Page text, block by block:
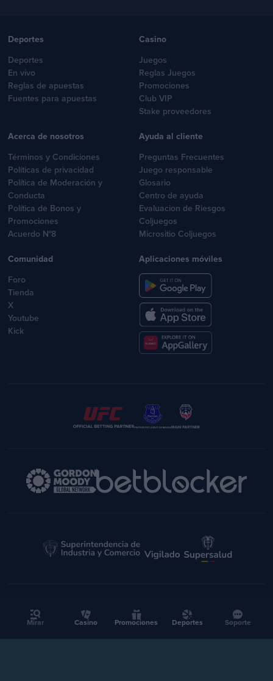
Mirar Casino Promociones Deportes Soporte
Deportes
Deportes
En vivo
Reglas de apuestas
Fuentes para apuestas
Casino
Juegos
Reglas Juegos
Promociones
Club VIP
Stake proveedores
Acerca de nosotros
Términos y Condiciones
Políticas de privacidad
Política de Moderación y
Conducta
Política de Bonos y
Promociones
Acuerdo N°8
Ayuda al cliente
Preguntas Frecuentes
Juego responsable
Glosario
Centro de ayuda
Evaluacion de Riesgos
Coljuegos
Micrositio Coljuegos
Comunidad
Foro
Tienda
X
Youtube
Kick
Aplicaciones móviles